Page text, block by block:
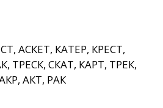
АСКЕТ, КАТЕР, КРЕСТ,
ТРЕСК, СКАТ, КАРТ, ТРЕК,
АКТ, РАК